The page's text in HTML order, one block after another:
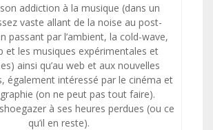
addiction à la musique (dans un
vaste allant de la noise au post-
passant par l’ambient, la cold-wave,
et les musiques expérimentales et
ainsi qu’au web et aux nouvelles
également intéressé par le cinéma et
(on ne peut pas tout faire).
à ses heures perdues (ou ce
qu’il en reste).